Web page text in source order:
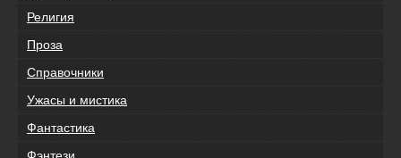
Религия
Проза
Справочники
Ужасы и мистика
Фантастика